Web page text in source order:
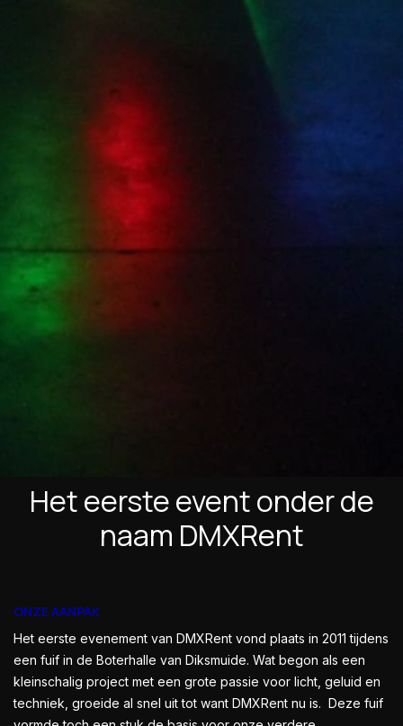
Het eerste event onder de
naam DMXRent
ONZE AANPAK
Het eerste evenement van DMXRent vond plaats in 2011 tijdens
een fuif in de Boterhalle van Diksmuide. Wat begon als een
kleinschalig project met een grote passie voor licht, geluid en
techniek, groeide al snel uit tot want DMXRent nu is. Deze fuif